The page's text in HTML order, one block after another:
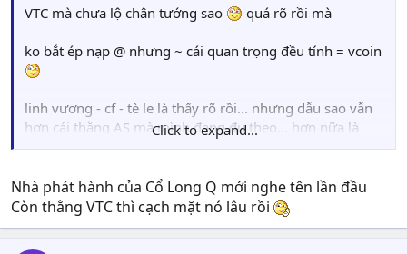
VTC mà chưa lộ chân tướng sao quá rõ rồi mà
ko bắt ép nạp @ nhưng ~ cái quan trọng đều tính = vcoin
linh vương - cf - tè le là thấy rõ rồi... nhưng dẫu sao vẫn
hơn cái thằng AS mà mình đang đu theo... hơn nữa là
webgame cũng quá ok...
điểm dừng sau khi TSVN đứng bóng
Click to expand...
Nhà phát hành của Cổ Long Q mới nghe tên lần đầu
Còn thằng VTC thì cạch mặt nó lâu rồi